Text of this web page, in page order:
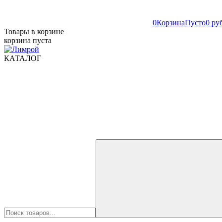
0КорзинаПусто0
Товары в корзине
корзина пуста
КАТАЛОГ